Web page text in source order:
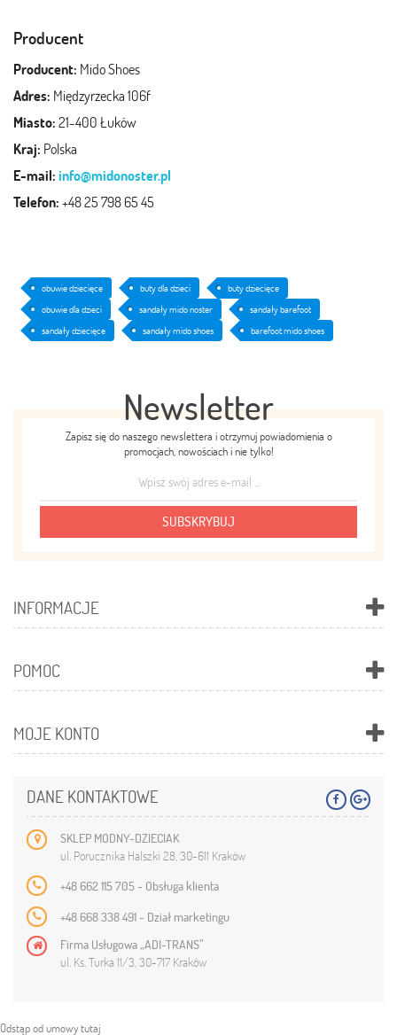
Producent
Producent: Mido Shoes
Adres: Międzyrzecka 106f
Miasto:21-400 Łuków
Kraj: Polska
E-mail:info@midonoster.pl
Telefon:+48 25 798 65 45
obuwie dziecięce buty dla dzieci
buty dziecięce
obuwie dla dzieci
sandały mido noster
sandały barefoot
sandały dziecięce
sandały mido shoes barefoot mido shoes
Newsletter
Zapisz się do naszego newslettera i otrzymuj powiadomienia o
promocjach, nowościach i nie tylko!
SUBSKRYBUJ
INFORMACJE
POMOC
MOJE KONTO
DANE KONTAKTOWE
SKLEP MODNY-DZIECIAK
ul. Porucznika Halszki 28, 30-611 Kraków
+48 662 115 705 - Obsługa klienta
+48 668 338 491 - Dział marketingu
Firma Usługowa „ADI-TRANS”
ul. Ks. Turka 11/3, 30-717 Kraków
Odstąp od umowy tutaj